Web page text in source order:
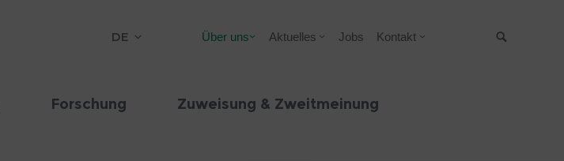
DE Über uns Aktuelles Jobs Kontakt
Forschung Zuweisung & Zweitmeinung